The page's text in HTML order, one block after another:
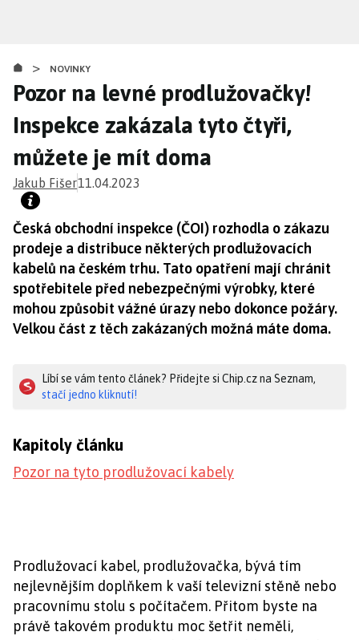
obsahu
> NOVINKY
Pozor na levné prodlužovačky!
Inspekce zakázala tyto čtyři,
můžete je mít doma
Jakub Fišer11.04.2023
Česká obchodní inspekce (ČOI) rozhodla o zákazu
prodeje a distribuce některých prodlužovacích
kabelů na českém trhu. Tato opatření mají chránit
spotřebitele před nebezpečnými výrobky, které
mohou způsobit vážné úrazy nebo dokonce požáry.
Velkou část z těch zakázaných možná máte doma.
Líbí se vám tento článek? Přidejte si Chip.cz na Seznam,
stačí jedno kliknutí!
Kapitoly článku
Pozor na tyto prodlužovací kabely
Prodlužovací kabel, prodlužovačka, bývá tím
nejlevnějším doplňkem k vaší televizní stěně nebo
pracovnímu stolu s počítačem. Přitom byste na
právě takovém produktu moc šetřit neměli,